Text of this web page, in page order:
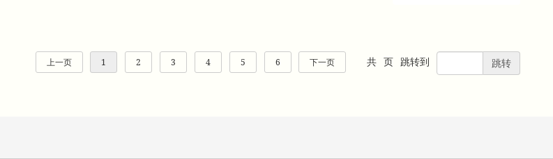
上一页 1 2 3 4 5 6 下一页 共 页 跳转到 跳转